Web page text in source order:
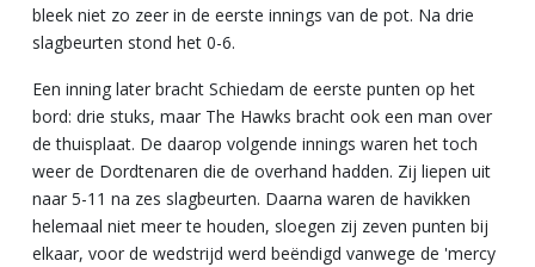
bleek niet zo zeer in de eerste innings van de pot. Na drie
slagbeurten stond het 0-6.
Een inning later bracht Schiedam de eerste punten op het
bord: drie stuks, maar The Hawks bracht ook een man over
de thuisplaat. De daarop volgende innings waren het toch
weer de Dordtenaren die de overhand hadden. Zij liepen uit
naar 5-11 na zes slagbeurten. Daarna waren de havikken
helemaal niet meer te houden, sloegen zij zeven punten bij
elkaar, voor de wedstrijd werd beëndigd vanwege de 'mercy